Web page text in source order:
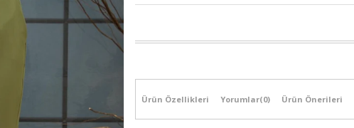
Ürün Özellikleri Yorumlar(0) Ürün Önerileri